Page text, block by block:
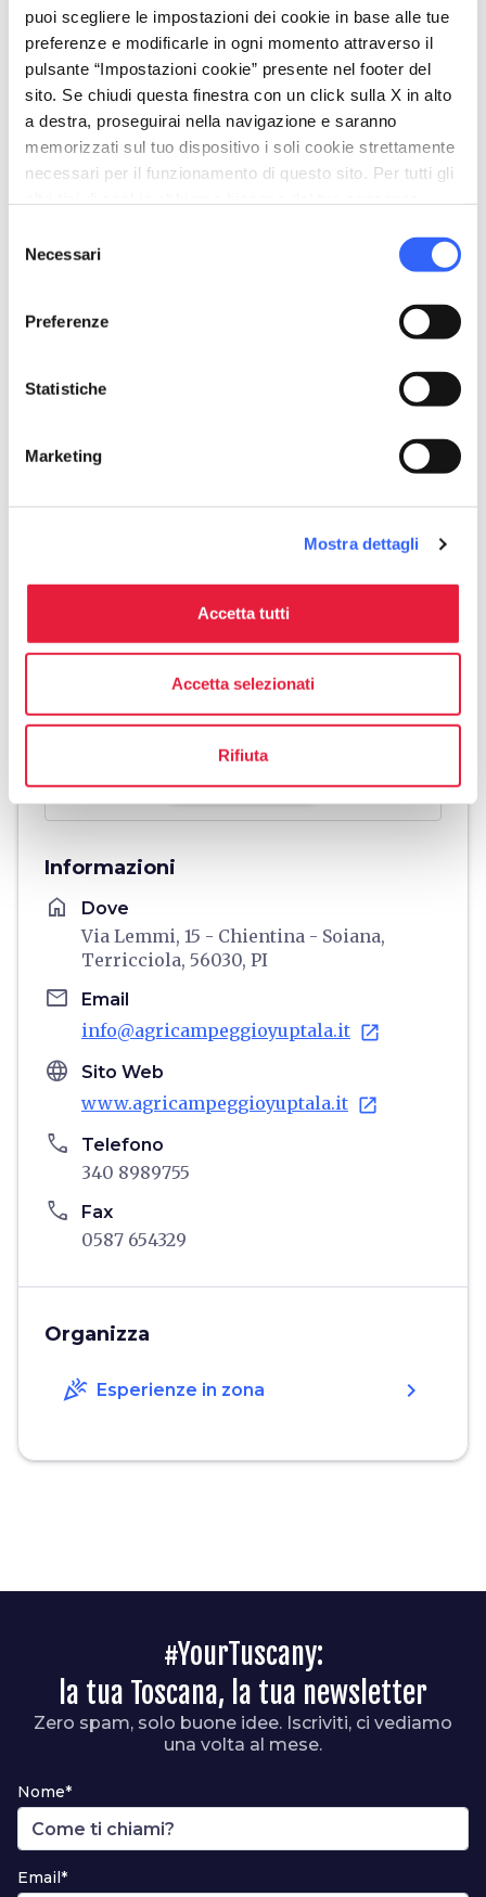
puoi scegliere le impostazioni dei cookie in base alle tue
preferenze e modificarle in ogni momento attraverso il
pulsante “Impostazioni cookie” presente nel footer del
sito. Se chiudi questa finestra con un click sulla X in alto
a destra, proseguirai nella navigazione e saranno
memorizzati sul tuo dispositivo i soli cookie strettamente
necessari per il funzionamento di questo sito. Per tutti gli
delNecessari
Preferenze
Statistiche
Marketing
Mostra dettagli
Accetta tutti
Accetta selezionati
Rifiuta
Cucina di uso comune
local_parking Parcheggio
Parcheggio
celebration Attività
Trekking
family_restroom Servizi per famiglie
Informazioni
home Dove
Via Lemmi, 15 - Chientina - Soiana,
Terricciola, 56030, PI
email Email
info@agricampeggioyuptala.it open_in_new
language Sito Web
www.agricampeggioyuptala.it open_in_new
phone Telefono
340 8989755
phone Fax
0587 654329
Organizza
celebration Esperienze in zona chevron_right
#YourTuscany:
la tua Toscana, la tua newsletter
Zero spam, solo buone idee. Iscriviti, ci vediamo
una volta al mese.
Nome*
Email*